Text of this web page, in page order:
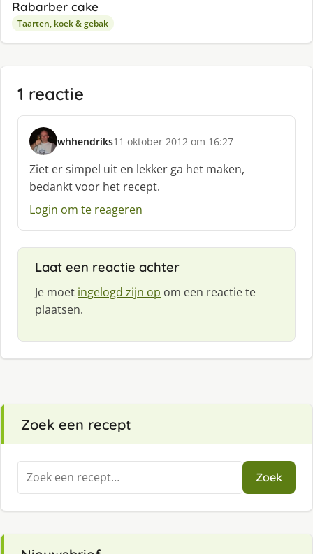
Rabarber cake
Taarten, koek & gebak
1 reactie
whhendriks
s
c
h
r
e
:
11 oktober 2012 om 16:27
Ziet er simpel uit en lekker ga het maken,
bedankt voor het recept.
Login om te reageren
Laat een reactie achter
Je moet ingelogd zijn op om een reactie te
plaatsen.
Zoek een recept
Zoeken
naar:
Zoek